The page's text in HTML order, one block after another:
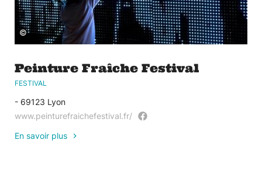
©
Peinture Fraîche Festival
FESTIVAL
- 69123 Lyon
www.peinturefraichefestival.fr/
En savoir plus